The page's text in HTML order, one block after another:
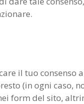
il tuo consenso
(in ogni caso,
form del sito,